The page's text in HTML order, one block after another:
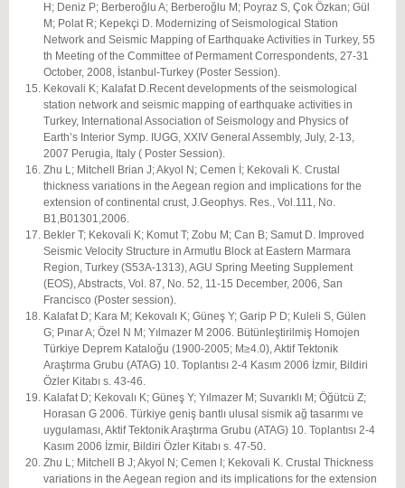
H; Deniz P; Berberoğlu A; Berberoğlu M; Poyraz S, Çok Özkan; Gül
M; Polat R; Kepekçi D. Modernizing of Seismological Station
Network and Seismic Mapping of Earthquake Activities in Turkey, 55
th Meeting of the Committee of Permament Correspondents, 27-31
October, 2008, İstanbul-Turkey (Poster Session).
Kekovali K; Kalafat D.Recent developments of the seismological
station network and seismic mapping of earthquake activities in
Turkey, International Association of Seismology and Physics of
Earth’s Interior Symp. IUGG, XXIV General Assembly, July, 2-13,
2007 Perugia, Italy ( Poster Session).
Zhu L; Mitchell Brian J; Akyol N; Cemen İ; Kekovali K. Crustal
thickness variations in the Aegean region and implications for the
extension of continental crust, J.Geophys. Res., Vol.111, No.
B1,B01301,2006.
Bekler T; Kekovali K; Komut T; Zobu M; Can B; Samut D. Improved
Seismic Velocity Structure in Armutlu Block at Eastern Marmara
Region, Turkey (S53A-1313), AGU Spring Meeting Supplement
(EOS), Abstracts, Vol. 87, No. 52, 11-15 December, 2006, San
Francisco (Poster session).
Kalafat D; Kara M; Kekovalı K; Güneş Y; Garip P D; Kuleli S, Gülen
G; Pınar A; Özel N M; Yılmazer M 2006. Bütünleştirilmiş Homojen
Türkiye Deprem Kataloğu (1900-2005; M≥4.0), Aktif Tektonik
Araştırma Grubu (ATAG) 10. Toplantısı 2-4 Kasım 2006 İzmir, Bildiri
Özler Kitabı s. 43-46.
Kalafat D; Kekovalı K; Güneş Y; Yılmazer M; Suvarıklı M; Öğütcü Z;
Horasan G 2006. Türkiye geniş bantlı ulusal sismik ağ tasarımı ve
uygulaması, Aktif Tektonik Araştırma Grubu (ATAG) 10. Toplantısı 2-4
Kasım 2006 İzmir, Bildiri Özler Kitabı s. 47-50.
Zhu L; Mitchell B J; Akyol N; Cemen I; Kekovali K. Crustal Thickness
variations in the Aegean region and its implications for the extension